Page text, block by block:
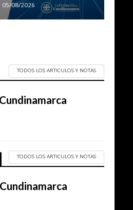
05/08/2026
TODOS LOS ARTICULOS Y NOTAS
TODOS LOS ARTICULOS Y NOTAS